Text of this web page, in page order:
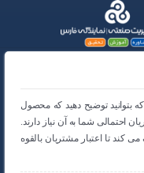
توضیح دهید که محصول
احتمالی شما به آن نیاز دارند.
تا اعتبار مشتریان بالقوه